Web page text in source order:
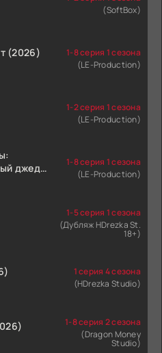
(SoftBox)
(2026)
1-8 серия 1 сезона
(LE-Production)
1-2 серия 1 сезона
(LE-Production)
джедай
1-8 серия 1 сезона
(LE-Production)
1-5 серия 1 сезона
(Дубляж HDrezka St.
18+)
1 серия 4 сезона
(HDrezka Studio)
1-8 серия 2 сезона
(Dragon Money
Studio)